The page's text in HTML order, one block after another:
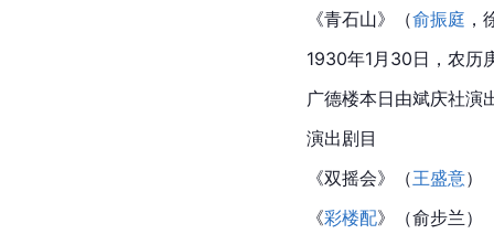
《青石山》（俞振庭 ，
1930年1月30日，农历
广德楼本日由斌庆社演
演出剧目
《双摇会》（王盛意）
《彩楼配》（俞步兰）